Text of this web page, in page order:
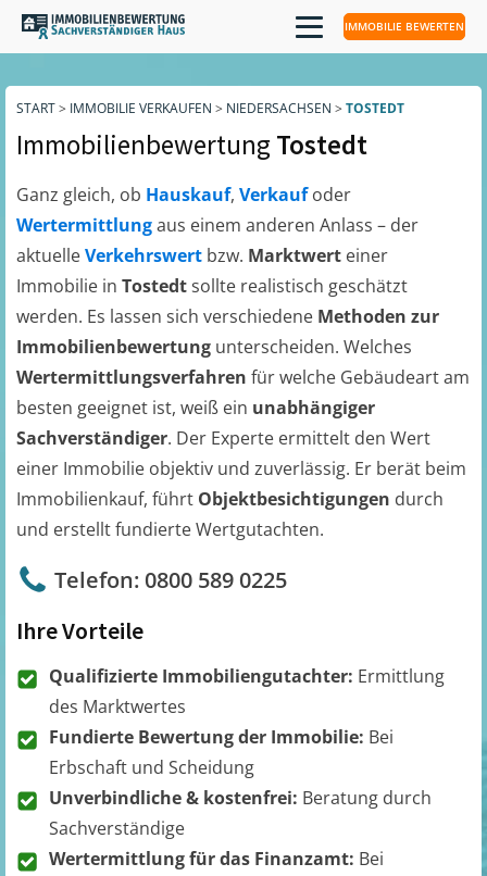
IMMOBILIE BEWERTEN
START> IMMOBILIE VERKAUFEN > NIEDERSACHSEN > TOSTEDT
ImmobilienbewertungTostedt
Ganz gleich, ob Hauskauf, Verkaufoder
Wertermittlungaus einem anderen Anlass – der
aktuelleVerkehrswert bzw. Marktwert einer
Immobilie in Tostedtsollte realistisch geschätzt
werden. Es lassen sich verschiedene Methoden zur
Immobilienbewertung unterscheiden. Welches
Wertermittlungsverfahren für welche Gebäudeart am
besten geeignet ist, weiß ein unabhängiger
Sachverständiger. Der Experte ermittelt den Wert
einer Immobilie objektiv und zuverlässig. Er berät beim
Immobilienkauf, führt Objektbesichtigungen durch
und erstellt fundierte Wertgutachten.
Telefon: 0800 589 0225
Ihre Vorteile
Qualifizierte Immobiliengutachter: Ermittlung
des Marktwertes
Fundierte Bewertung der Immobilie: Bei
Erbschaft und Scheidung
Unverbindliche & kostenfrei: Beratung durch
Sachverständige
Wertermittlung für das Finanzamt: Bei